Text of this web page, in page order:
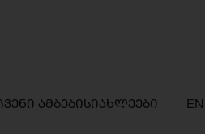
ამბებისიახლეები EN